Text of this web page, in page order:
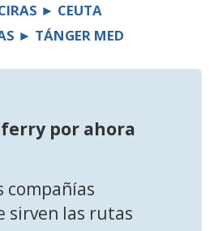
► CEUTA
► TÁNGER MED
ferry por ahora
compañías
sirven las rutas